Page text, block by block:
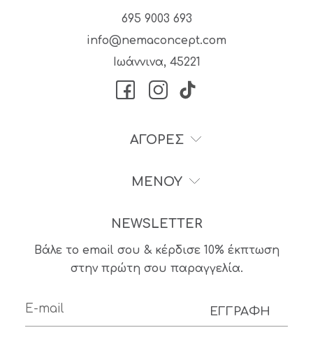
695 9003 693
info@nemaconcept.com
Ιωάννινα, 45221
ΑΓΟΡΕΣ
ΜΕΝΟΥ
NEWSLETTER
Βάλε το email σου & κέρδισε 10% έκπτωση
στην πρώτη σου παραγγελία.
ΕΓΓΡΑΦΗ